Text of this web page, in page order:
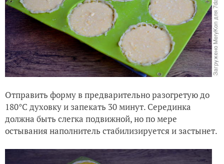
Отправить форму в предварительно разогретую до
180°C духовку и запекать 30 минут. Серединка
должна быть слегка подвижной, но по мере
остывания наполнитель стабилизируется и застынет.